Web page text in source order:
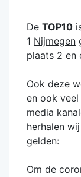
De TOP10
1 Nijmegen
plaats 2 en
Ook deze
en ook
media
herhalen
gelden:
Om de